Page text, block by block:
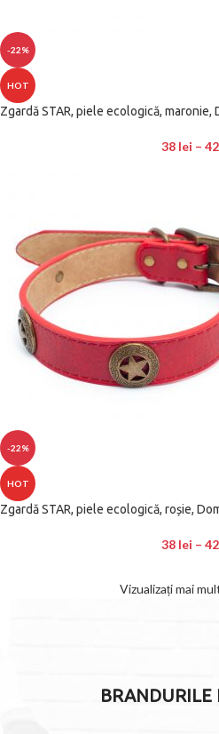
-22%
HOT
Zgardă STAR, piele ecologică, maronie,
38 lei – 42
-22%
HOT
Zgardă STAR, piele ecologică, roșie,
38 lei – 42
Vizualizați mai
BRANDURILE